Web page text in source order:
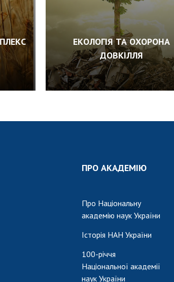
ЕКОЛОГІЯ ТА ОХОРОНА
ДОВКІЛЛЯ
ПРО АКАДЕМІЮ
Про Національну
академію наук України
Історія НАН України
100-річчя
Національної академії
наук України